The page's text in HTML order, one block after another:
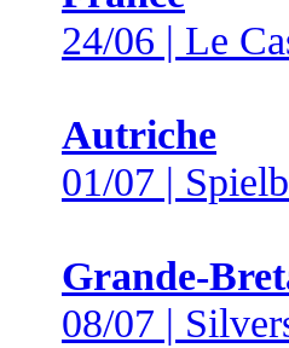
24/06 | Le
Autriche
01/07 |
Grande-
08/07 |